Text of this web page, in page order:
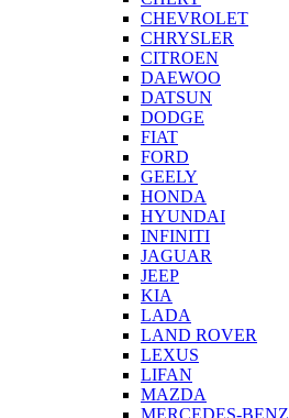
CHEVROLET
CHRYSLER
CITROEN
DAEWOO
DATSUN
DODGE
FIAT
FORD
GEELY
HONDA
HYUNDAI
INFINITI
JAGUAR
JEEP
KIA
LADA
LAND ROVER
LEXUS
LIFAN
MAZDA
MERCEDES-BENZ